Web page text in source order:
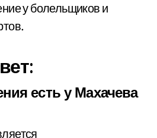
у болельщиков и
есть у Махачева